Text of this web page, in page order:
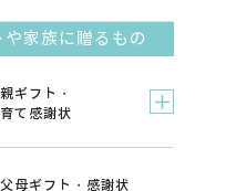
や家族に贈るもの
ギフト・
て感謝状
母ギフト・感謝状